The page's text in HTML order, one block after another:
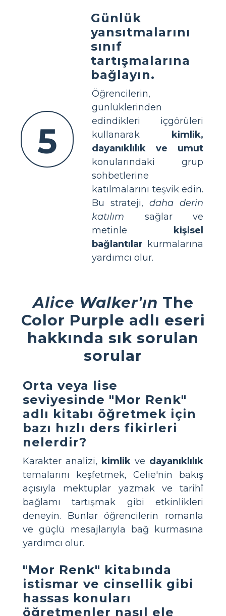
5
Günlük
yansıtmalarını
sınıf
tartışmalarına
bağlayın.
Öğrencilerin,
günlüklerinden
edindikleri içgörüleri
kullanarak
kimlik,
dayanıklılık ve umut
konularındaki grup
sohbetlerine
katılmalarını teşvik edin.
Bu strateji, daha derin
katılım sağlar ve
metinle
kişisel
bağlantılar kurmalarına
yardımcı olur.
Alice Walker'ın The
Color Purple adlı eseri
hakkında sık sorulan
sorular
Orta veya lise
seviyesinde "Mor Renk"
adlı kitabı öğretmek için
bazı hızlı ders fikirleri
nelerdir?
Karakter analizi, kimlik ve dayanıklılık
temalarını keşfetmek, Celie'nin bakış
açısıyla mektuplar yazmak ve tarihî
bağlamı tartışmak gibi etkinlikleri
deneyin. Bunlar öğrencilerin romanla
ve güçlü mesajlarıyla bağ kurmasına
yardımcı olur.
"Mor Renk" kitabında
istismar ve cinsellik gibi
hassas konuları
öğretmenler nasıl ele